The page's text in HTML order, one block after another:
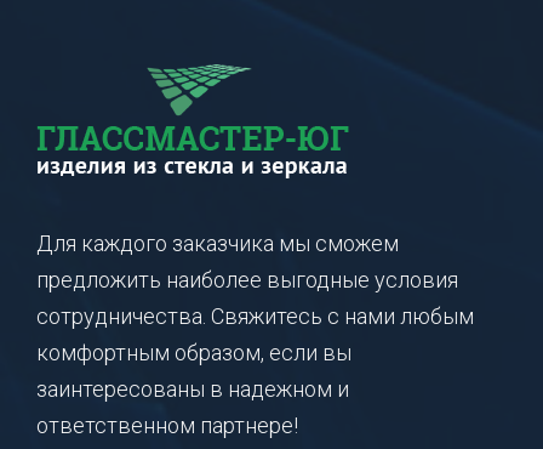
Для каждого заказчика мы сможем
предложить наиболее выгодные условия
сотрудничества. Свяжитесь с нами любым
комфортным образом, если вы
заинтересованы в надежном и
ответственном партнере!